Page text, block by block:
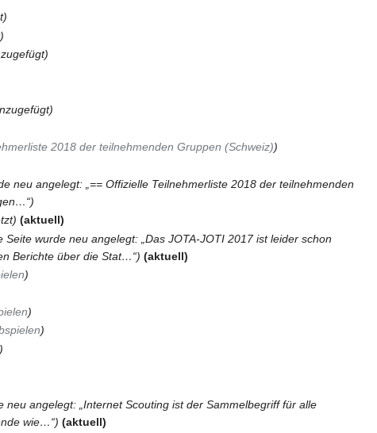
2018 der teilnehmenden Gruppen (Schweiz)
neu angelegt: „== Offizielle Teilnehmerliste 2018 der teilnehmenden
aktuell
Seite wurde neu angelegt: „Das JOTA-JOTI 2017 ist leider schon
Berichte über die Stat…“
aktuell
neu angelegt: „Internet Scouting ist der Sammelbegriff für alle
wie…“
aktuell